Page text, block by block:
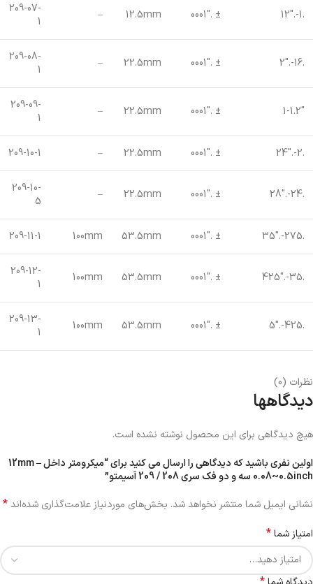
.1-.12″
± .0001″
12.5mm
–
209-07-
1
.16-.2″
± .0001″
22.5mm
–
209-08-
1
1-1.2″
± .0001″
22.5mm
–
209-09-
1
.2-.24″
± .0001″
22.5mm
–
209-10-1
.24-.28″
± .0001″
22.5mm
–
209-10-
5
.275-.35″
± .0001″
53.5mm
100mm
209-11-1
.35-.425″
± .0001″
53.5mm
100mm
209-12-
1
.425-.5″
± .0001″
53.5mm
100mm
209-13-
1
نظرات (0)
دیدگاهها
هیچ دیدگاهی برای این محصول نوشته نشده است.
اولین نفری باشید که دیدگاهی را ارسال می کنید برای “میکرومتر داخل 12mm –
0.08~0.5inch سه و دو فک سری 208 / 209 آسیمتو”
نشانی ایمیل شما منتشر نخواهد شد. بخش‌های موردنیاز علامت‌گذاری شده‌اند*
امتیاز شما*